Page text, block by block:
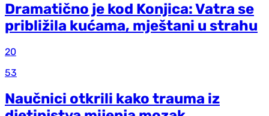
Dramatično je kod Konjica: Vatra se
približila kućama, mještani u strahu
20
53
Naučnici otkrili kako trauma iz